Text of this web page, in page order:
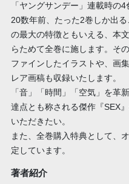
「ヤングサンデー」連載時の
20数年前、たった2巻しか出
の最大の特徴ともいえる、本
らためて全巻に施します。そ
ファインしたイラストや、画
レア画稿も収録いたします。
「音」「時間」「空気」を革
達点とも称される傑作『SEX
いただきたい。
また、全巻購入特典として、
定しています。
著者紹介